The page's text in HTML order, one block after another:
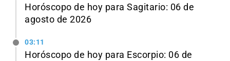
Horóscopo de hoy para Sagitario: 06 de
agosto de 2026
03:11
Horóscopo de hoy para Escorpio: 06 de